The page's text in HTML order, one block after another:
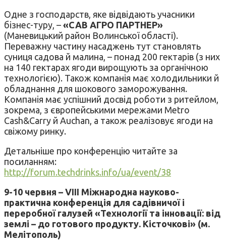
Одне з господарств, яке відвідають учасники
бізнес-туру, – «САВ АГРО ПАРТНЕР»
(Маневицький район Волинської області).
Переважну частину насаджень тут становлять
суниця садова й малина, – понад 200 гектарів (з них
на 140 гектарах ягоди вирощують за органічною
технологією). Також компанія має холодильники й
обладнання для шокового заморожування.
Компанія має успішний досвід роботи з ритейлом,
зокрема, з європейськими мережами Metro
Сash&Carry й Auchan, а також реалізовує ягоди на
свіжому ринку.
Детальніше про конференцію читайте за
посиланням:
http://forum.techdrinks.info/ua/event/38
9-10 червня – VIII Міжнародна науково-
практична конференція для садівничої і
переробної галузей «Технології та інновації: від
землі – до готового продукту. Кісточкові» (м.
Мелітополь)